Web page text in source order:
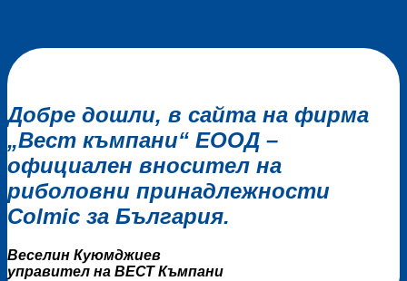
Добре дошли, в сайта на фирма
„Вест къмпани“ ЕООД –
официален вносител на
риболовни принадлежности
Colmic за България.
Веселин Куюмджиев
управител на ВЕСТ Къмпани